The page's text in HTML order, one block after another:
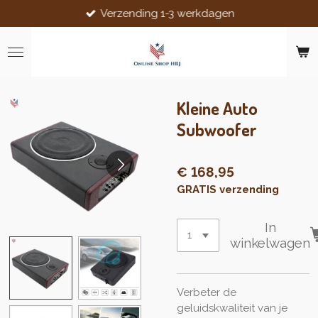
direct
naar
de
Verzending 1-3 werkdagen
Kleine Auto
Subwoofer
€ 168,95
GRATIS verzending
In
winkelwagen
Verbeter de
geluidskwaliteit van je